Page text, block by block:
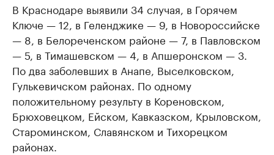
В Краснодаре выявили 34 случая, в Горячем
Ключе — 12, в Геленджике — 9, в Новороссийске
— 8, в Белореченском районе — 7, в Павловском
— 5, в Тимашевском — 4, в Апшеронском — 3.
По два заболевших в Анапе, Выселковском,
Гулькевичском районах. По одному
положительному результу в Кореновском,
Брюховецком, Ейском, Кавказском, Крыловском,
Староминском, Славянском и Тихорецком
районах.